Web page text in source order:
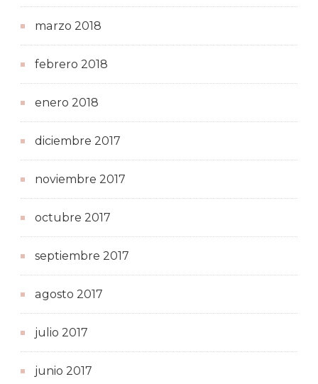
marzo 2018
febrero 2018
enero 2018
diciembre 2017
noviembre 2017
octubre 2017
septiembre 2017
agosto 2017
julio 2017
junio 2017